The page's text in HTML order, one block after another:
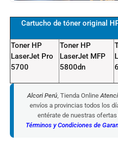
Cartucho de tóner original
Toner HP
LaserJet Pro
5700
Toner HP
LaserJet MFP
5800dn
Alcori Perú , Tienda Online
envíos a provincias todos los
entérate de nuestras
Términos y Condiciones de